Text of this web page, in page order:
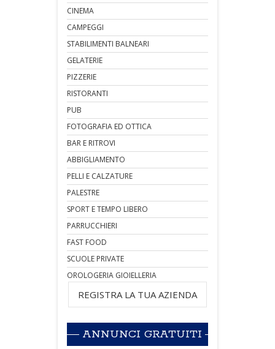
CINEMA
CAMPEGGI
STABILIMENTI BALNEARI
GELATERIE
PIZZERIE
RISTORANTI
PUB
FOTOGRAFIA ED OTTICA
BAR E RITROVI
ABBIGLIAMENTO
PELLI E CALZATURE
PALESTRE
SPORT E TEMPO LIBERO
PARRUCCHIERI
FAST FOOD
SCUOLE PRIVATE
OROLOGERIA GIOIELLERIA
REGISTRA LA TUA AZIENDA
ANNUNCI GRATUITI